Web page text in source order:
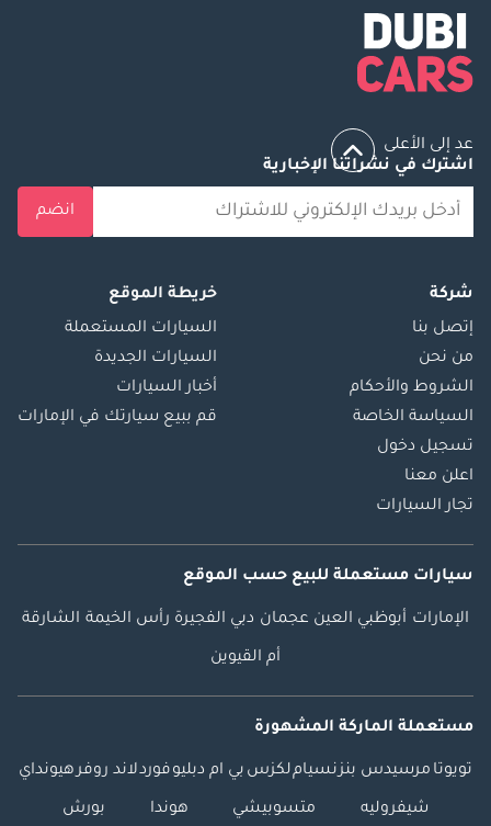
عد إلى الأعلى
اشترك في نشراتنا الإخبارية
انضم
شركة
إتصل بنا
من نحن
الشروط والأحكام
السياسة الخاصة
تسجيل دخول
اعلن معنا
تجار السيارات
خريطة الموقع
السيارات المستعملة
السيارات الجديدة
أخبار السيارات
قم ببيع سيارتك في الإمارات
سيارات مستعملة للبيع حسب الموقع
الإمارات أبوظبي العين عجمان دبي الفجيرة رأس الخيمة الشارقة
أم القيوين
مستعملة الماركة المشهورة
تويوتا مرسيدس بنزنسياملكزس بي ام دبليوفوردلاند روفرهيونداي
شيفروليه متسوبيشي هوندا بورش